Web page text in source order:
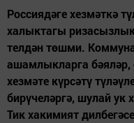
Россиядәге хезмәткә
халыктагы
телдән төшми.
ашамлыкларга
хезмәте күрсәтү
бирүчеләргә, шулай ук
Тик хакимият